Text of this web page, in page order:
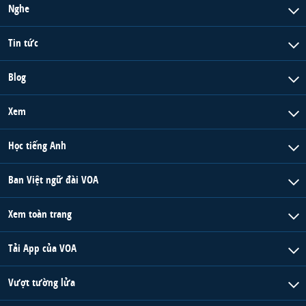
Nghe
Tin tức
Blog
Xem
Học tiếng Anh
Ban Việt ngữ đài VOA
Xem toàn trang
Tải App của VOA
Vượt tường lửa